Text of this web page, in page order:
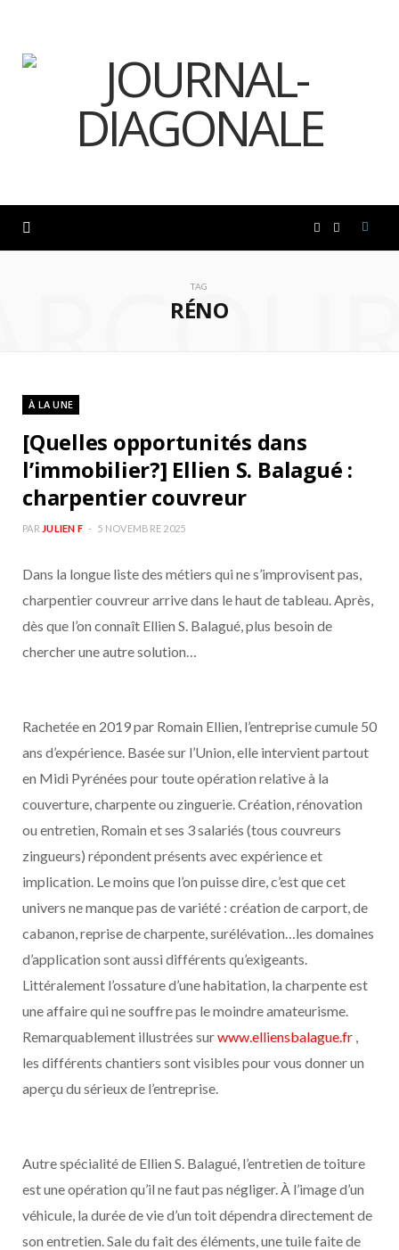
TAG
RÉNO
À LA UNE
[Quelles opportunités dans
l’immobilier?] Ellien S. Balagué :
charpentier couvreur
PAR JULIEN F 5 NOVEMBRE 2025
Dans la longue liste des métiers qui ne s’improvisent pas,
charpentier couvreur arrive dans le haut de tableau. Après,
dès que l’on connaît Ellien S. Balagué, plus besoin de
chercher une autre solution…
Rachetée en 2019 par Romain Ellien, l’entreprise cumule 50
ans d’expérience. Basée sur l’Union, elle intervient partout
en Midi Pyrénées pour toute opération relative à la
couverture, charpente ou zinguerie. Création, rénovation
ou entretien, Romain et ses 3 salariés (tous couvreurs
zingueurs) répondent présents avec expérience et
implication. Le moins que l’on puisse dire, c’est que cet
univers ne manque pas de variété : création de carport, de
cabanon, reprise de charpente, surélévation…les domaines
d’application sont aussi différents qu’exigeants.
Littéralement l’ossature d’une habitation, la charpente est
une affaire qui ne souffre pas le moindre amateurisme.
Remarquablement illustrées surwww.elliensbalague.fr ,
les différents chantiers sont visibles pour vous donner un
aperçu du sérieux de l’entreprise.
Autre spécialité de Ellien S. Balagué, l’entretien de toiture
est une opération qu’il ne faut pas négliger. À l’image d’un
véhicule, la durée de vie d’un toit dépendra directement de
son entretien. Sale du fait des éléments, une tuile faite de